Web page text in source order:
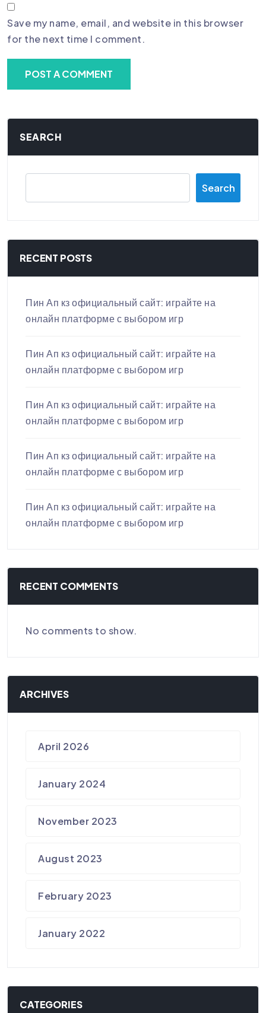
Save my name, email, and website in this browser
for the next time I comment.
SEARCH
Search
RECENT POSTS
Пин Ап кз официальный сайт: играйте на
онлайн платформе с выбором игр
Пин Ап кз официальный сайт: играйте на
онлайн платформе с выбором игр
Пин Ап кз официальный сайт: играйте на
онлайн платформе с выбором игр
Пин Ап кз официальный сайт: играйте на
онлайн платформе с выбором игр
Пин Ап кз официальный сайт: играйте на
онлайн платформе с выбором игр
RECENT COMMENTS
No comments to show.
ARCHIVES
April 2026
January 2024
November 2023
August 2023
February 2023
January 2022
CATEGORIES